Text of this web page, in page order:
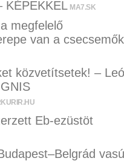
KÉPEKKEL MA7.SK
megfelelő
van a csecsemők
közvetítsetek! – Leó
Eb-ezüstöt